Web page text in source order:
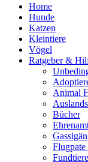
Home
Hunde
Katzen
Kleintiere
Vögel
Ratgeber &
Animal
Bücher
Flugpate
Fundtiere